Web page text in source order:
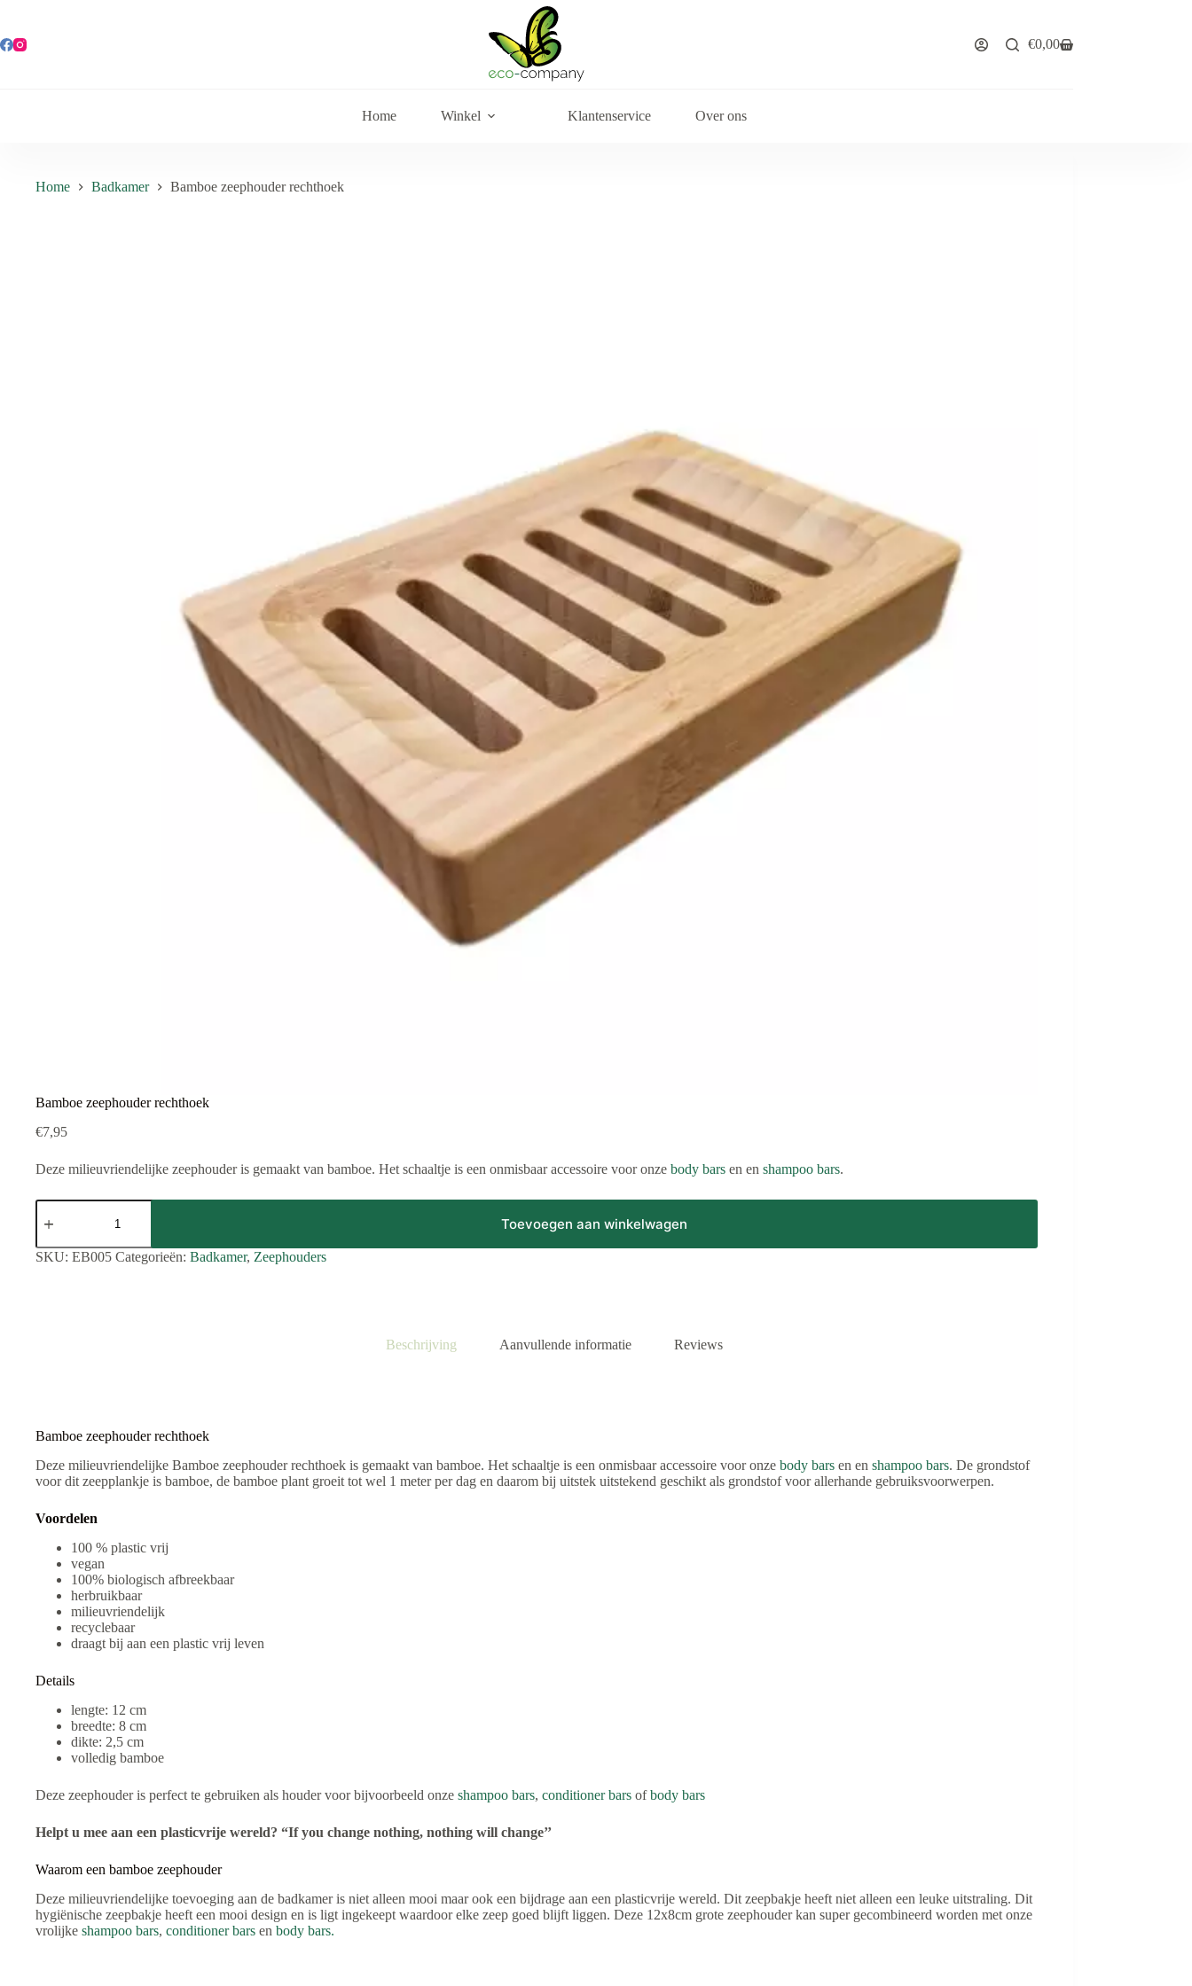
de
inhoud
Winkelwagen
€0,00
Home Winkel Klantenservice Over ons
Home Badkamer Bamboe zeephouder rechthoek
Bamboe zeephouder rechthoek
€7,95
Deze milieuvriendelijke zeephouder is gemaakt van bamboe. Het schaaltje is een onmisbaar accessoire voor onze body bars en en shampoo bars.
Bamboe
zeephouder
aantal
Toevoegen aan winkelwagen
SKU: EB005 Categorieën: Badkamer, Zeephouders
Beschrijving Aanvullende informatie Reviews
Bamboe zeephouder rechthoek
Deze milieuvriendelijke Bamboe zeephouder rechthoek is gemaakt van bamboe. Het schaaltje is een onmisbaar accessoire voor onze body bars en en shampoo bars. De grondstof
voor dit zeepplankje is bamboe, de bamboe plant groeit tot wel 1 meter per dag en daarom bij uitstek uitstekend geschikt als grondstof voor allerhande gebruiksvoorwerpen.
Voordelen
100 % plastic vrij
vegan
100% biologisch afbreekbaar
herbruikbaar
milieuvriendelijk
recyclebaar
draagt bij aan een plastic vrij leven
Details
lengte: 12 cm
breedte: 8 cm
dikte: 2,5 cm
volledig bamboe
Deze zeephouder is perfect te gebruiken als houder voor bijvoorbeeld onze shampoo bars, conditioner bars ofbody bars
Helpt u mee aan een plasticvrije wereld? “If you change nothing, nothing will change’’
Waarom een bamboe zeephouder
Deze milieuvriendelijke toevoeging aan de badkamer is niet alleen mooi maar ook een bijdrage aan een plasticvrije wereld. Dit zeepbakje heeft niet alleen een leuke uitstraling. Dit
hygiënische zeepbakje heeft een mooi design en is ligt ingekeept waardoor elke zeep goed blijft liggen. Deze 12x8cm grote zeephouder kan super gecombineerd worden met onze
vrolijke shampoo bars, conditioner bars en body bars.